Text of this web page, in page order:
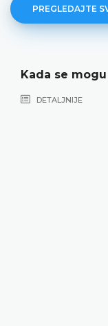
PREGLEDAJTE
Kada se
DETALJNIJE